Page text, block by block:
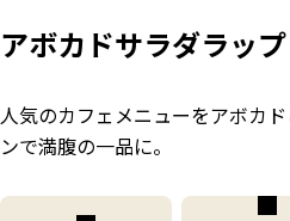
アボカドサラダラップ
人気のカフェメニューをアボカ
ンで満腹の一品に。